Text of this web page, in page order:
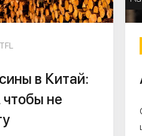
в Китай:
чтобы не